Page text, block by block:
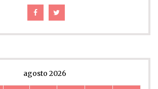
agosto 2026